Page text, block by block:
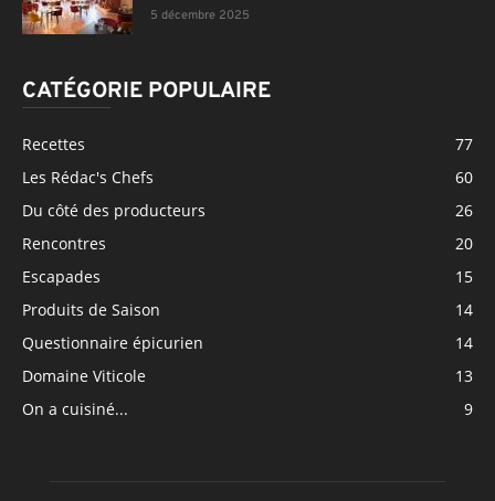
5 décembre 2025
CATÉGORIE POPULAIRE
Recettes
77
Les Rédac's Chefs
60
Du côté des producteurs
26
Rencontres
20
Escapades
15
Produits de Saison
14
Questionnaire épicurien
14
Domaine Viticole
13
On a cuisiné...
9